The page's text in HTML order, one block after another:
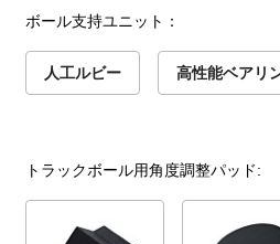
ボール支持ユニット：
人工ルビー 高性能ベアリ
トラックボール用角度調整パッド: